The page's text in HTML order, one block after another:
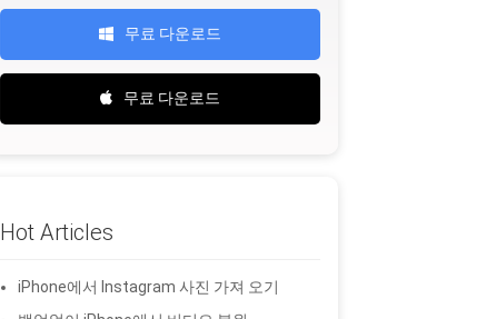
무료 다운로드
무료 다운로드
Hot Articles
iPhone에서 Instagram 사진 가져 오기